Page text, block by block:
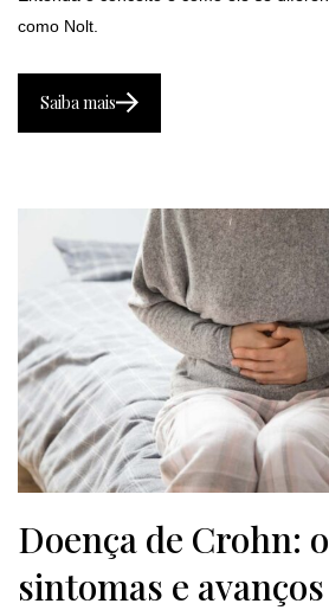
como Nolt.
Saiba mais
Doença de Crohn:
sintomas e